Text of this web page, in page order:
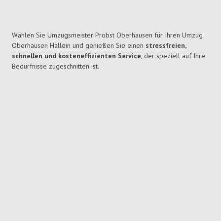
Wählen Sie Umzugsmeister Probst Oberhausen für Ihren Umzug
Oberhausen Hallein und genießen Sie einen stressfreien,
schnellen und kosteneffizienten Service, der speziell auf Ihre
Bedürfnisse zugeschnitten ist.